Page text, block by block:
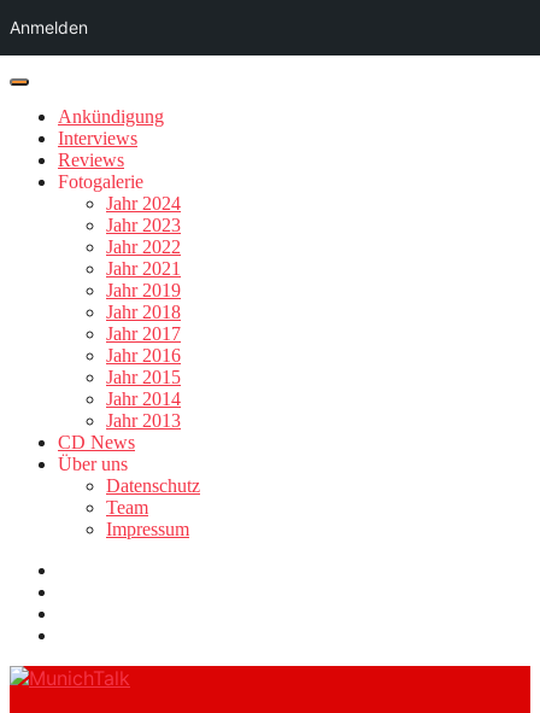
Anmelden
Ankündigung
Interviews
Reviews
Fotogalerie
Jahr 2024
Jahr 2023
Jahr 2022
Jahr 2021
Jahr 2019
Jahr 2018
Jahr 2017
Jahr 2016
Jahr 2015
Jahr 2014
Jahr 2013
CD News
Über uns
Datenschutz
Team
Impressum